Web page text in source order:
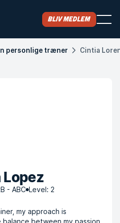
Bliv medlem
personlige træner Cintia
Lopez
- ABC Level: 2
my approach is
between my passion